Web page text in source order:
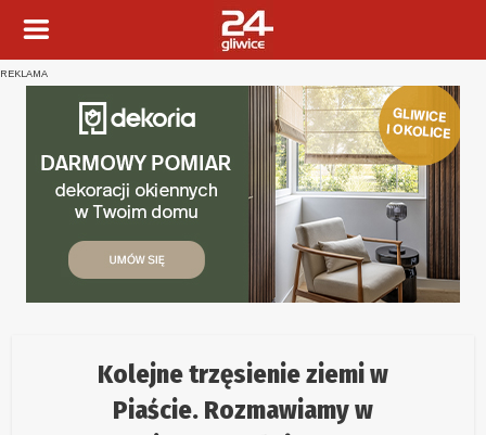
REKLAMA
Kolejne trzęsienie ziemi w
Piaście. Rozmawiamy w